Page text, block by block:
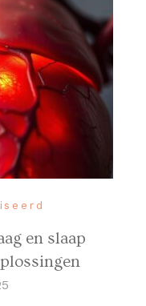
en slaap